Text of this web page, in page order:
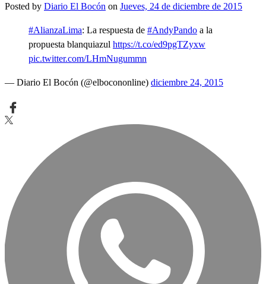
Posted by Diario El Bocón on Jueves, 24 de diciembre de 2015
#AlianzaLima: La respuesta de #AndyPando a la
propuesta blanquiazul https://t.co/ed9pgTZyxw
pic.twitter.com/LHmNugummn
— Diario El Bocón (@elbocononline) diciembre 24, 2015